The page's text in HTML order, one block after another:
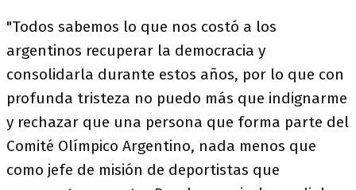
"Todos sabemos lo que nos costó a los
argentinos recuperar la democracia y
consolidarla durante estos años, por lo que con
profunda tristeza no puedo más que indignarme
y rechazar que una persona que forma parte del
Comité Olímpico Argentino, nada menos que
como jefe de misión de deportistas que